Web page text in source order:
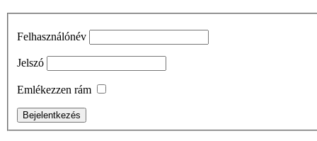
Felhasználónév
Jelszó
Emlékezzen rám